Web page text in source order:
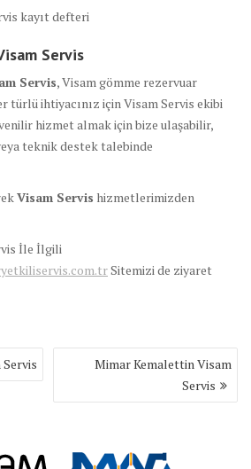
kayıt defteri
Servis
Servis, Visam gömme rezervuar
ihtiyacınız için Visam Servis ekibi
hizmet almak için bize ulaşabilir,
teknik destek talebinde
Visam Servis hizmetlerimizden
İle İlgili
Sitemizi de ziyaret
Mimar Kemalettin Visam
Servis